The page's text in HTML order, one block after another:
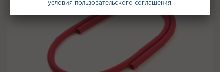
условия пользовательского соглашения.